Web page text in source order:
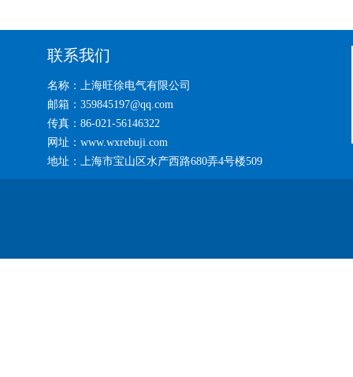
联系我们
名称：上海旺徐电气有限公司
邮箱：359845197@qq.com
传真：86-021-56146322
网址：www.wxrebuji.com
地址：上海市宝山区水产西路680弄4号楼509